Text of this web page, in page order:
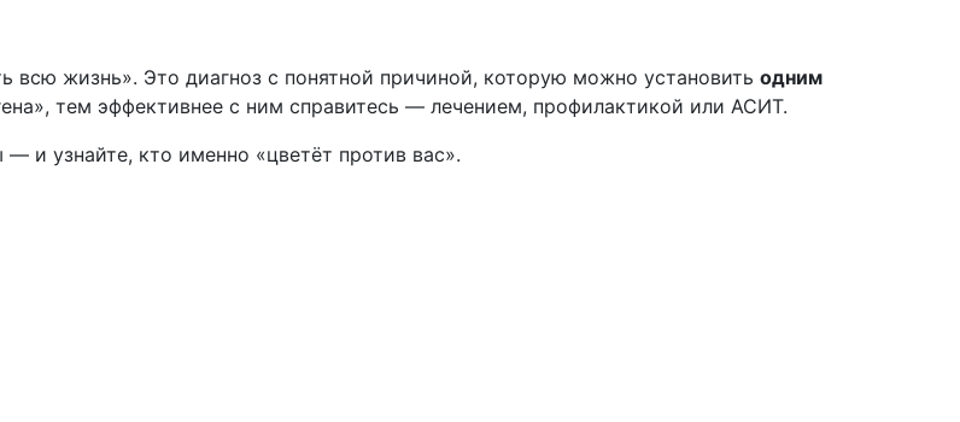
жизнь». Это диагноз с понятной причиной, которую можно установить одним
тем эффективнее с ним справитесь — лечением, профилактикой или АСИТ.
и узнайте, кто именно «цветёт против вас».